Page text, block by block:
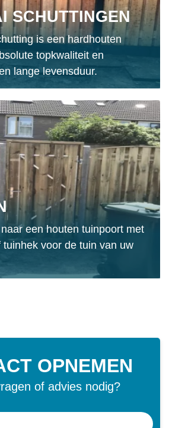
SCHUTTINGEN
is een hardhouten
topkwaliteit en
lange levensduur.
een houten tuinpoort met
tuinhek voor de tuin van uw
OPNEMEN
of advies nodig?